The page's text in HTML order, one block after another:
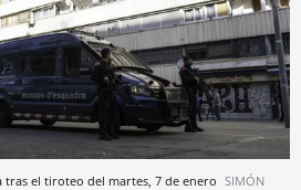
el tiroteo del martes, 7 de enero SIMÓN